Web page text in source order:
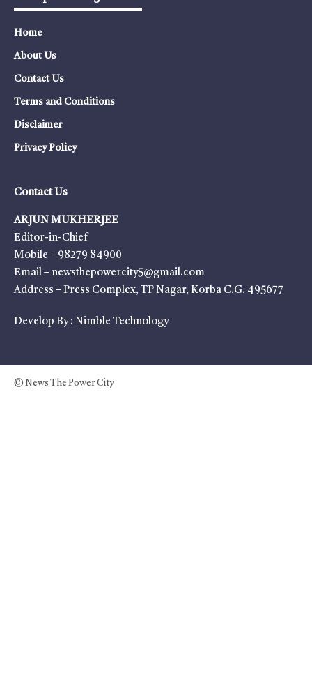
Home
About Us
Contact Us
Terms and Conditions
Disclaimer
Privacy Policy
Contact Us
ARJUN MUKHERJEE
Editor-in-Chief
Mobile – 98279 84900
Email – newsthepowercity5@gmail.com
Address – Press Complex, TP Nagar, Korba C.G. 495677
Develop By : Nimble Technology
© News The Power City